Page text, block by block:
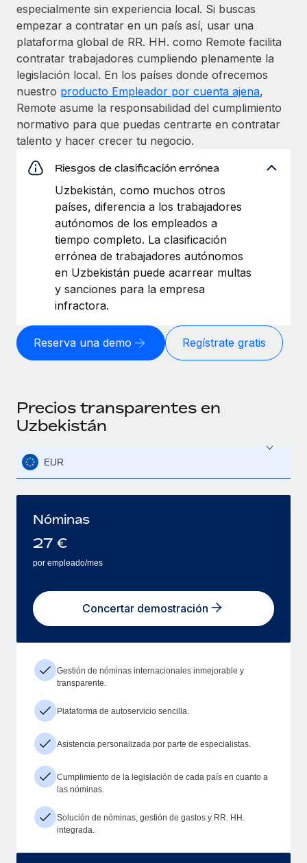
especialmente sin experiencia local. Si buscas
empezar a contratar en un país así, usar una
plataforma global de RR. HH. como Remote facilita
contratar trabajadores cumpliendo plenamente la
legislación local. En los países donde ofrecemos
nuestro producto Empleador por cuenta ajena,
Remote asume la responsabilidad del cumplimiento
normativo para que puedas centrarte en contratar
talento y hacer crecer tu negocio.
Riesgos de clasificación errónea
Uzbekistán, como muchos otros
países, diferencia a los trabajadores
autónomos de los empleados a
tiempo completo. La clasificación
errónea de trabajadores autónomos
en Uzbekistán puede acarrear multas
y sanciones para la empresa
infractora.
Reserva una demo Regístrate gratis
Precios transparentes en
Uzbekistán
EUR
Nóminas
27 €
por empleado/mes
Concertar demostración
Gestión de nóminas internacionales inmejorable y
transparente.
Plataforma de autoservicio sencilla.
Asistencia personalizada por parte de especialistas.
Cumplimiento de la legislación de cada país en cuanto a
las nóminas.
Solución de nóminas, gestión de gastos y RR. HH.
integrada.